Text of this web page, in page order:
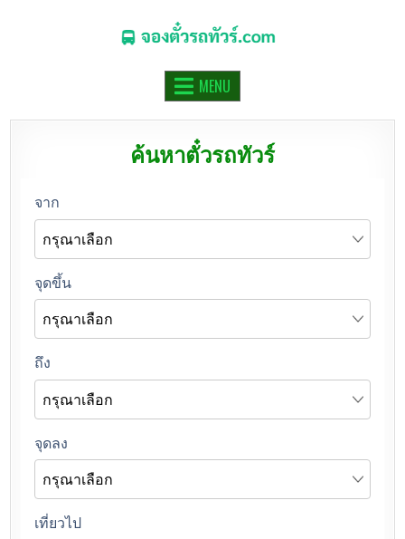
จองตั๋วรถทัวร์.COM
MENU
ค้นหาตั๋วรถทัวร์